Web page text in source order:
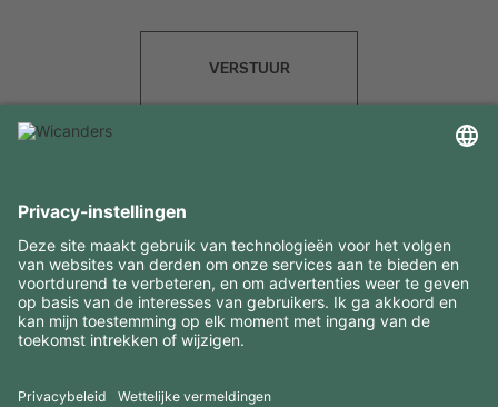
VERSTUUR
INTERESSANTE INFORMATIE
MIDDELEN
CONTACTEN